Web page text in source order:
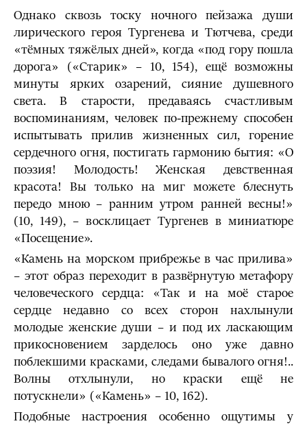
Однако сквозь тоску ночного пейзажа души
лирического героя Тургенева и Тютчева, среди
«тёмных тяжёлых дней», когда «под гору пошла
дорога» («Старик» – 10, 154), ещё возможны
минуты ярких озарений, сияние душевного
света. В старости, предаваясь счастливым
воспоминаниям, человек по-прежнему способен
испытывать прилив жизненных сил, горение
сердечного огня, постигать гармонию бытия: «О
поэзия! Молодость! Женская девственная
красота! Вы только на миг можете блеснуть
передо мною – ранним утром ранней весны!»
(10, 149), – восклицает Тургенев в миниатюре
«Посещение».
«Камень на морском прибрежье в час прилива»
– этот образ переходит в развёрнутую метафору
человеческого сердца: «Так и на моё старое
сердце недавно со всех сторон нахлынули
молодые женские души – и под их ласкающим
прикосновением зарделось оно уже давно
поблекшими красками, следами бывалого огня!..
Волны отхлынули, но краски ещё не
потускнели» («Камень» – 10, 162).
Подобные настроения особенно ощутимы у